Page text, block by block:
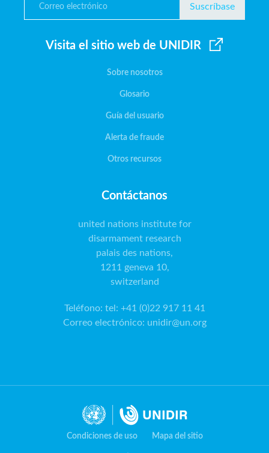
Suscríbase
Visita el sitio web de UNIDIR
Sobre nosotros
Glosario
Guía del usuario
Alerta de fraude
Otros recursos
Contáctanos
united nations institute for
disarmament research
palais des nations,
1211 geneva 10,
switzerland
Teléfono: tel: +41 (0)22 917 11 41
Correo electrónico: unidir@un.org
Condiciones de uso Mapa del sitio